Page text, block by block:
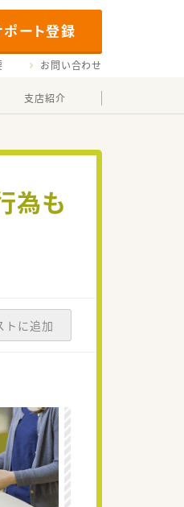
ポート登録
お問い合わせ
支店紹介
為も
トに追加